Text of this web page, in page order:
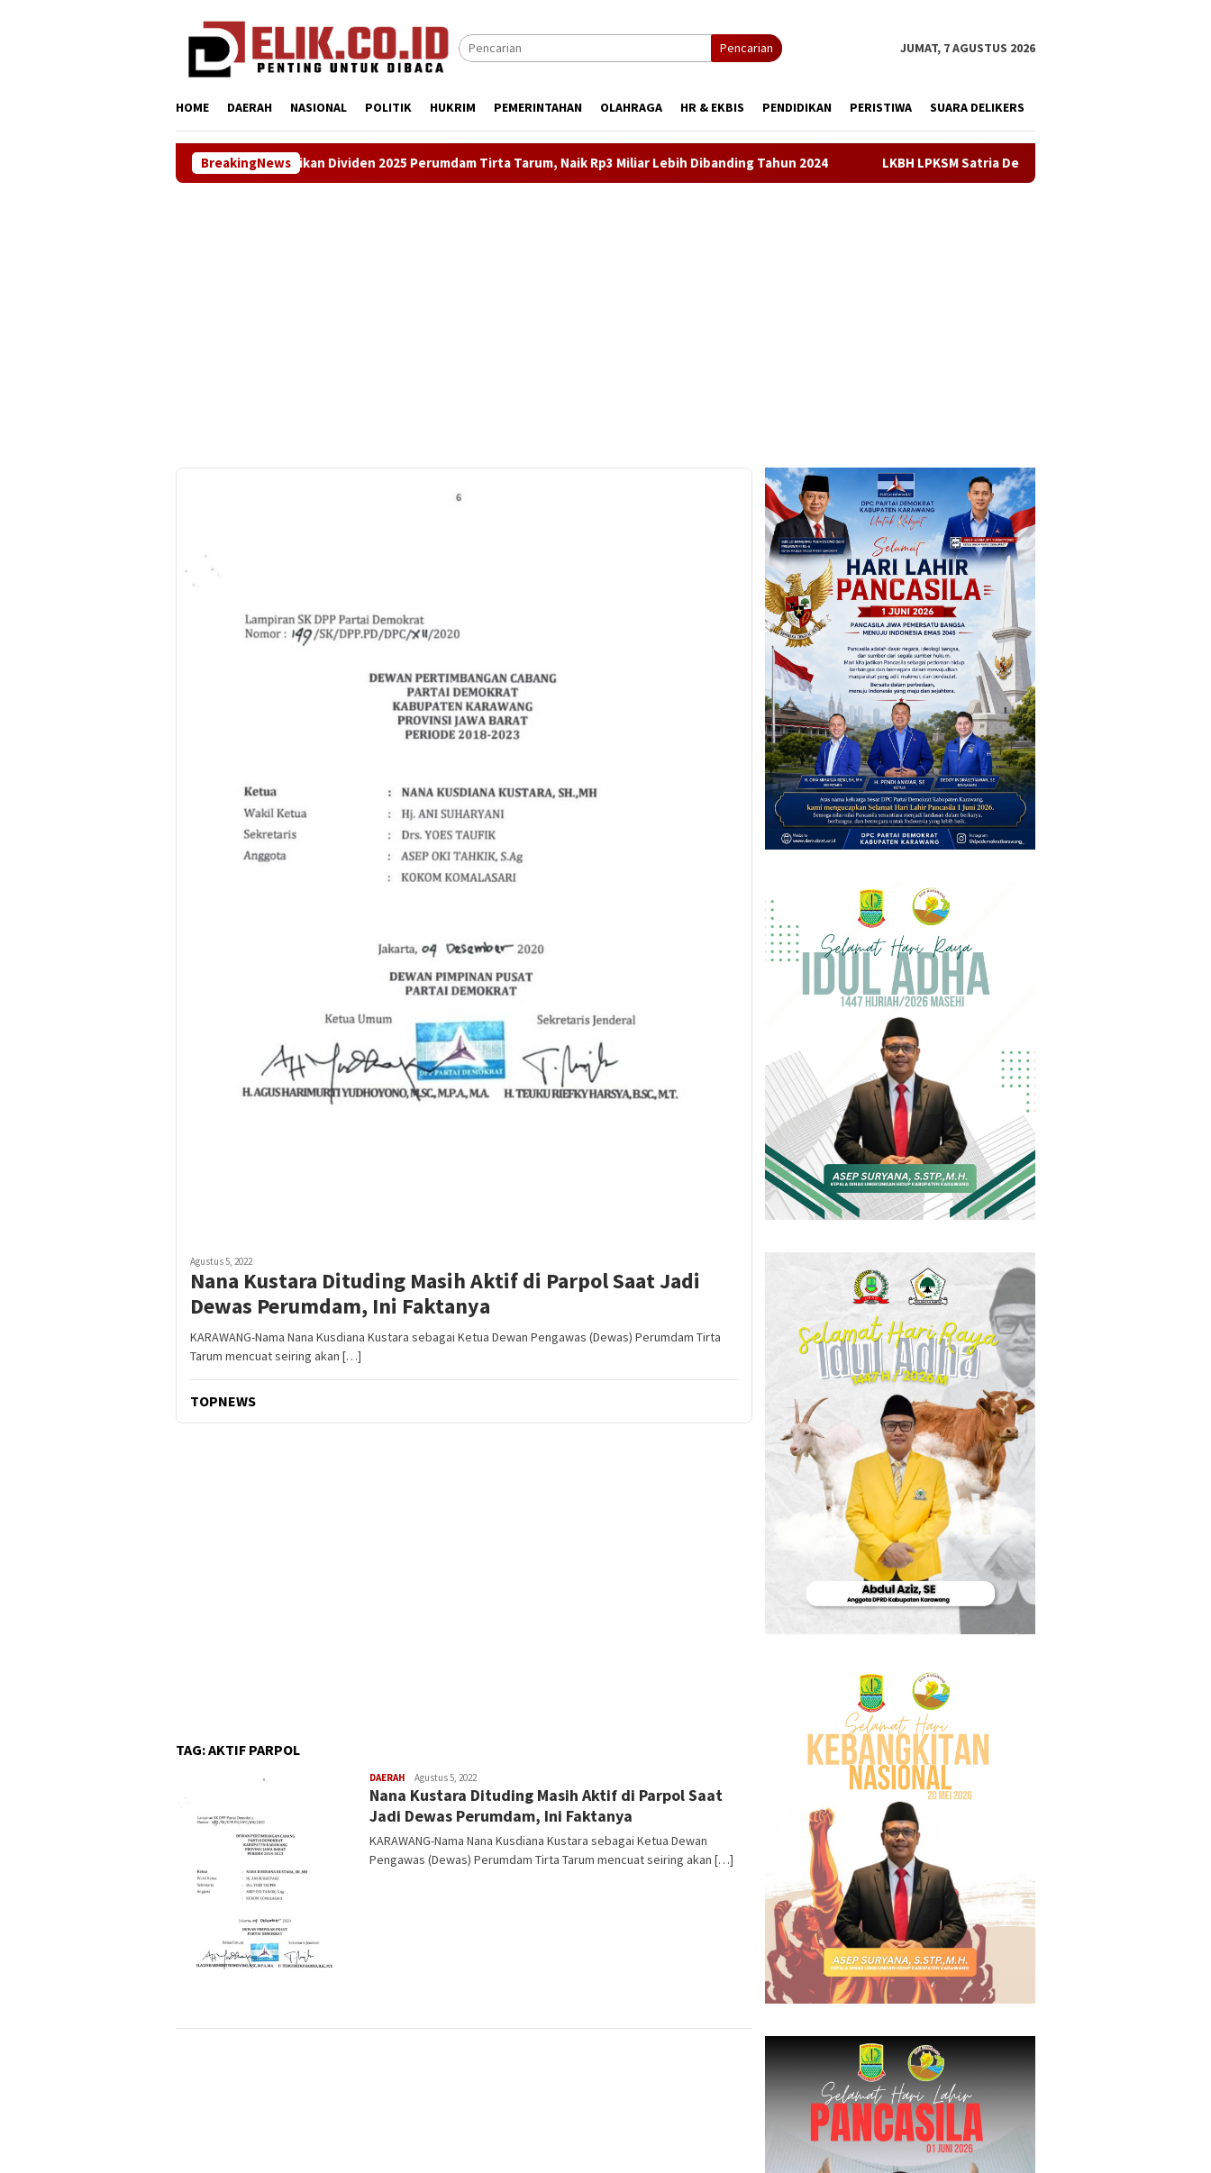
Pencarian JUMAT, 7 AGUSTUS 2026
HOME DAERAH NASIONAL POLITIK HUKRIM PEMERINTAHAN OLAHRAGA HR & EKBIS PENDIDIKAN PERISTIWA SUARA DELIKERS
BreakingNews
Bupati Aep Apresiasi Kenaikan Dividen 2025 Perumdam Tirta Tarum, Naik Rp3 Miliar Lebih Dibanding Tahun 2024 LKBH LPKSM Satria Desak Kejari Karawang Segera Tetapkan Tersangka
Agustus 5, 2022
Nana Kustara Dituding Masih Aktif di Parpol Saat Jadi
Dewas Perumdam, Ini Faktanya
KARAWANG-Nama Nana Kusdiana Kustara sebagai Ketua Dewan Pengawas (Dewas) Perumdam Tirta
Tarum mencuat seiring akan […]
TOPNEWS
TAG:AKTIF PARPOL
DAERAH Latifudin
Manaf
Agustus 5, 2022
Nana Kustara Dituding Masih Aktif di Parpol Saat
Jadi Dewas Perumdam, Ini Faktanya
KARAWANG-Nama Nana Kusdiana Kustara sebagai Ketua Dewan
Pengawas (Dewas) Perumdam Tirta Tarum mencuat seiring akan […]